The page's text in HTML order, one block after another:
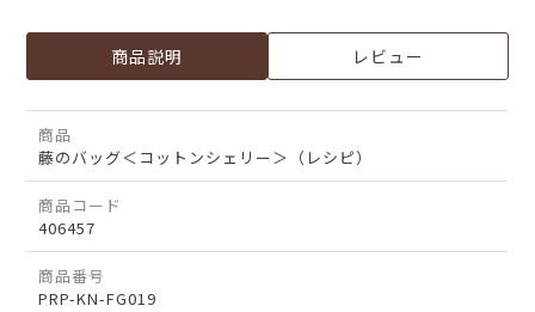
商品説明 レビュー
商品
藤のバッグ＜コットンシェリー＞（レシピ）
商品コード
406457
商品番号
PRP-KN-FG019